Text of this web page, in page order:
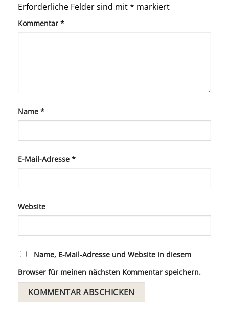
Erforderliche Felder sind mit* markiert
Kommentar *
Name *
E-Mail-Adresse *
Website
Name, E-Mail-Adresse und Website in diesem
Browser für meinen nächsten Kommentar speichern.